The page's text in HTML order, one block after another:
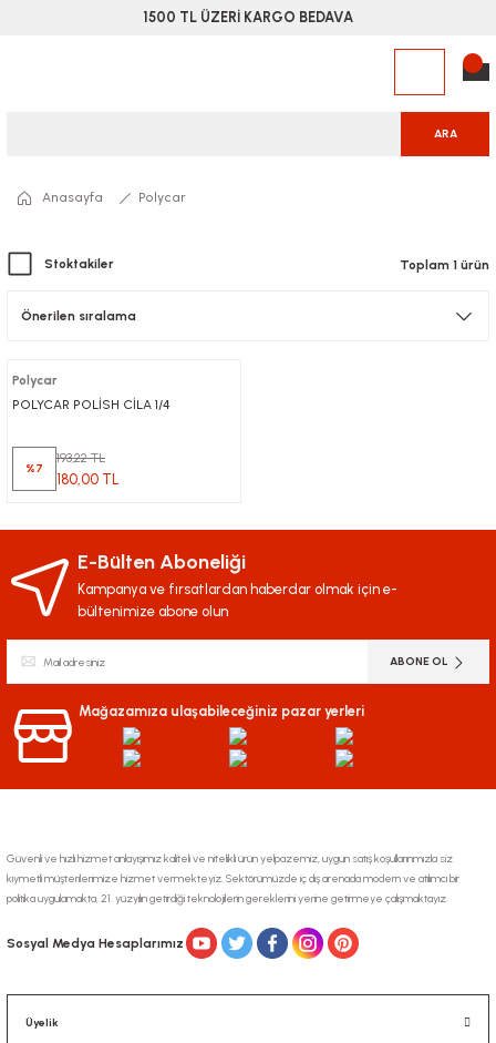
1500 TL ÜZERİ KARGO BEDAVA
ARA
Anasayfa Polycar
Stoktakiler Toplam 1 ürün
Polycar
POLYCAR POLİSH CİLA 1/4
%7
193,22 TL
180,00 TL
E-Bülten Aboneliği
Kampanya ve fırsatlardan haberdar olmak için e-
bültenimize abone olun
ABONE OL
Mağazamıza ulaşabileceğiniz pazar yerleri
Güvenli ve hızlı hizmet anlayışımız kaliteli ve nitelikli ürün yelpazemiz, uygun satış koşullarınmızla siz
kıymetli müşterilerimize hizmet vermekteyiz. Sektörümüzde iç dış arenada modern ve atılımcı bir
politika uygulamakta, 21. yüzyılın getirdiği teknolojilerin gereklerini yerine getirmeye çalışmaktayız.
Sosyal Medya Hesaplarımız
Üyelik